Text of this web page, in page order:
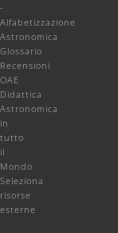
-
Alfabetizzazione
Astronomica
Glossario
Recensioni
OAE
Didattica
Astronomica
in
tutto
il
Mondo
Seleziona
risorse
esterne